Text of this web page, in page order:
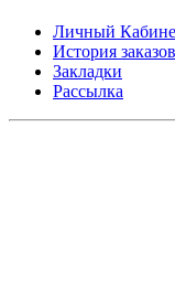
Личный
История заказов
Закладки
Рассылка